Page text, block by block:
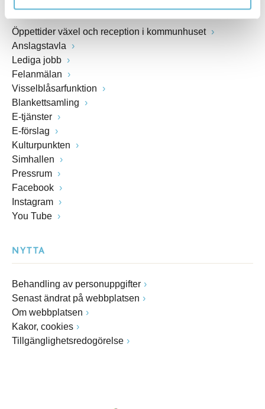
Öppettider växel och reception i kommunhuset
Anslagstavla
Lediga jobb
Felanmälan
Visselblåsarfunktion
Blankettsamling
E-tjänster
E-förslag
Kulturpunkten
Simhallen
Pressrum
Facebook
Instagram
You Tube
NYTTA
Behandling av personuppgifter
Senast ändrat på webbplatsen
Om webbplatsen
Kakor, cookies
Tillgänglighetsredogörelse